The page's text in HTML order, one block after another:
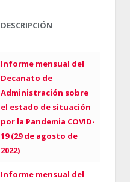
DESCRIPCIÓN
Informe mensual del
Decanato de
Administración sobre
el estado de situación
por la Pandemia COVID-
19 (29 de agosto de
2022)
Informe mensual del